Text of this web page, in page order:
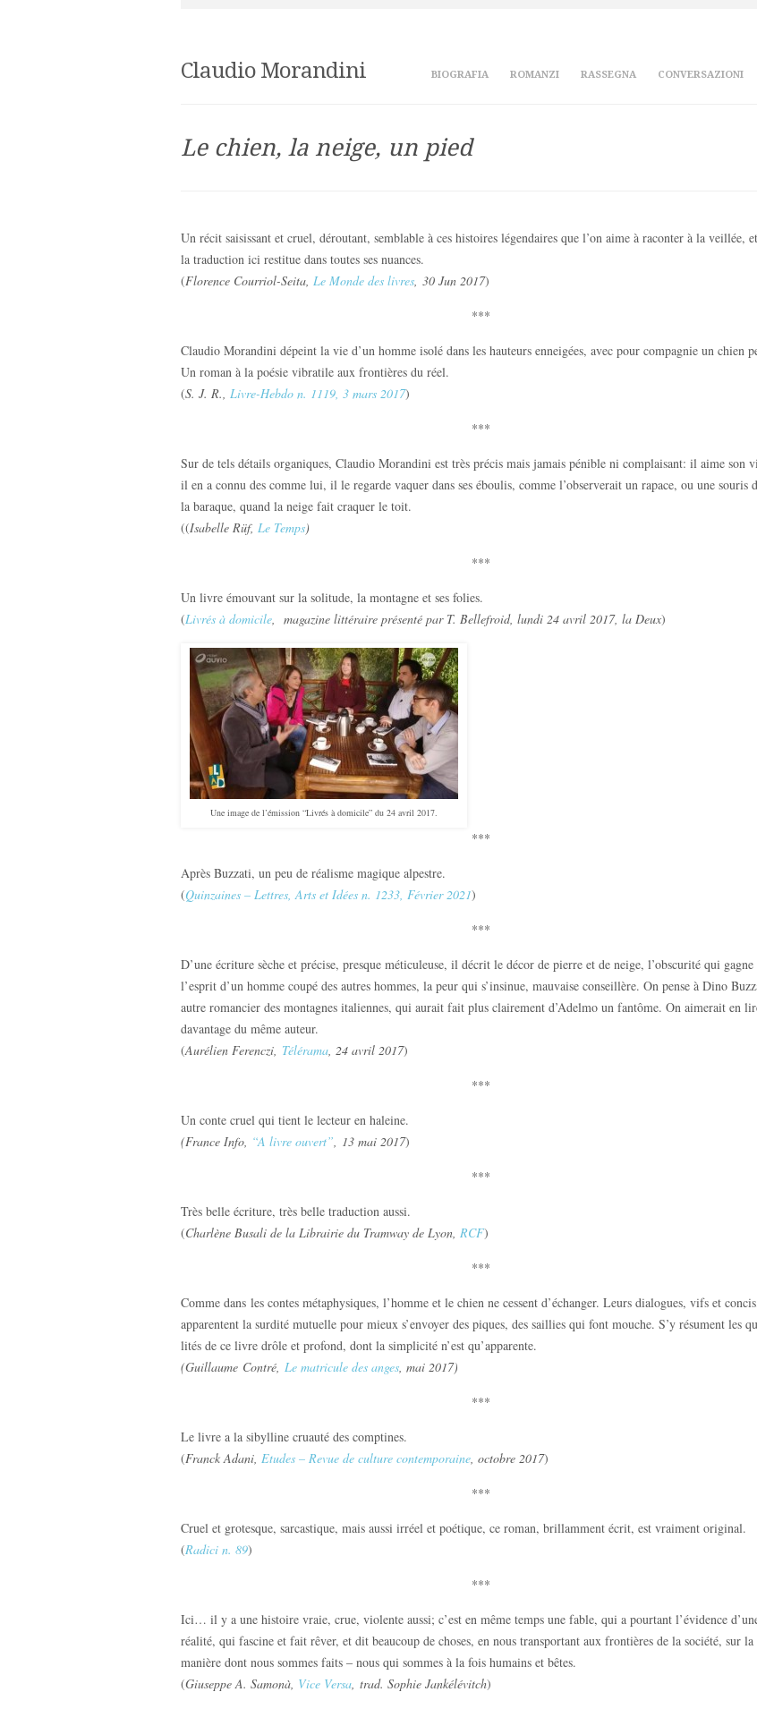
Claudio Morandini BIOGRAFIA ROMANZI RASSEGNA CONVERSAZIONI
Le chien, la neige, un pied
Un récit saisissant et cruel, déroutant, semblable à ces histoires légendaires que l’on aime à raconter à la veillée,
la traduction ici restitue dans toutes ses nuances.
(Florence Courriol-Seita, Le Monde des livres, 30 Jun 2017)
***
Claudio Morandini dépeint la vie d’un homme isolé dans les hauteurs enneigées, avec pour compagnie un chien
Un roman à la poésie vibratile aux frontières du réel.
(S. J. R., Livre-Hebdo n. 1119, 3 mars 2017)
***
Sur de tels détails organiques, Claudio Morandini est très précis mais jamais pénible ni complaisant: il aime son
il en a connu des comme lui, il le regarde vaquer dans ses éboulis, comme l’observerait un rapace, ou une souris
la baraque, quand la neige fait craquer le toit.
((Isabelle Rüf, Le Temps)
***
Un livre émouvant sur la solitude, la montagne et ses folies.
(Livrés à domicile, magazine littéraire présenté par T. Bellefroid, lundi 24 avril 2017, la Deux)
Une image de l’émission “Livrés à domicile” du 24 avril 2017.
***
Après Buzzati, un peu de réalisme magique alpestre.
(Quinzaines – Lettres, Arts et Idées n. 1233, Février 2021)
***
D’une écriture sèche et précise, presque méticuleuse, il décrit le décor de pierre et de neige, l’obscurité qui gagne
l’esprit d’un homme coupé des autres hommes, la peur qui s’insinue, mauvaise conseillère. On pense à Dino
autre romancier des montagnes italiennes, qui aurait fait plus clairement d’Adelmo un fantôme. On aimerait en
davantage du même auteur.
(Aurélien Ferenczi, Télérama, 24 avril 2017)
***
Un conte cruel qui tient le lecteur en haleine.
(France Info, “A livre ouvert”, 13 mai 2017)
***
Très belle écriture, très belle traduction aussi.
(Charlène Busali de la Librairie du Tramway de Lyon, RCF)
***
Comme dans les contes métaphysiques, l’homme et le chien ne cessent d’échanger. Leurs dialogues, vifs et
apparentent la surdité mutuelle pour mieux s’envoyer des piques, des sail­lies qui font mouche. S’y résument les
lités de ce livre drôle et profond, dont la simplicité n’est qu’apparente.
(Guillaume Contré, Le matricule des anges, mai 2017)
***
Le livre a la sibylline cruauté des comptines.
(Franck Adani, Etudes – Revue de culture contemporaine, octobre 2017)
***
Cruel et grotesque, sarcastique, mais aussi irréel et poétique, ce roman, brillamment écrit, est vraiment original.
(Radici n. 89)
***
Ici… il y a une histoire vraie, crue, violente aussi; c’est en même temps une fable, qui a pourtant l’évidence
réalité, qui fascine et fait rêver, et dit beaucoup de choses, en nous transportant aux frontières de la société, sur la
manière dont nous sommes faits ‒ nous qui sommes à la fois humains et bêtes.
(Giuseppe A. Samonà, Vice Versa, trad. Sophie Jankélévitch)